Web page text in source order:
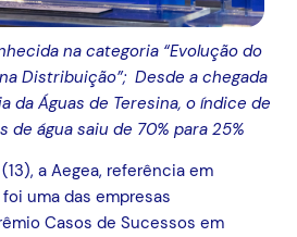
na categoria “Evolução do
Distribuição”; Desde a chegada
da Águas de Teresina, o índice de
de água saiu de 70% para 25%
a Aegea, referência em
uma das empresas
Casos de Sucessos em